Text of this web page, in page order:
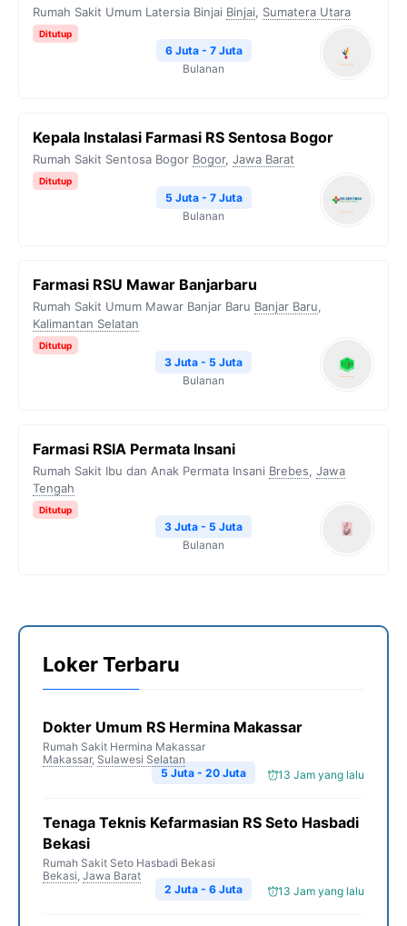
Rumah Sakit Umum Latersia Binjai Binjai, Sumatera Utara
Ditutup
6 Juta - 7 Juta
Bulanan
Kepala Instalasi Farmasi RS Sentosa Bogor
Rumah Sakit Sentosa Bogor Bogor, Jawa Barat
Ditutup
5 Juta - 7 Juta
Bulanan
Farmasi RSU Mawar Banjarbaru
Rumah Sakit Umum Mawar Banjar Baru Banjar Baru,
Kalimantan Selatan
Ditutup
3 Juta - 5 Juta
Bulanan
Farmasi RSIA Permata Insani
Rumah Sakit Ibu dan Anak Permata Insani Brebes, Jawa
Tengah
Ditutup
3 Juta - 5 Juta
Bulanan
Loker Terbaru
Dokter Umum RS Hermina Makassar
Rumah Sakit Hermina Makassar
Makassar, Sulawesi Selatan
13 Jam yang lalu
5 Juta - 20 Juta
Tenaga Teknis Kefarmasian RS Seto Hasbadi
Bekasi
Rumah Sakit Seto Hasbadi Bekasi
Bekasi, Jawa Barat
13 Jam yang lalu
2 Juta - 6 Juta